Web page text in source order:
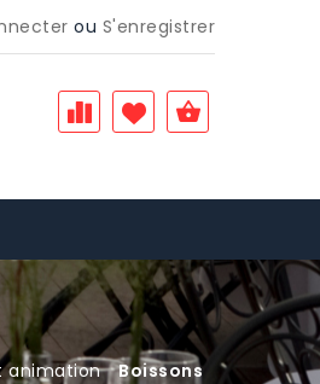
ou S'enregistrer
animation Boissons